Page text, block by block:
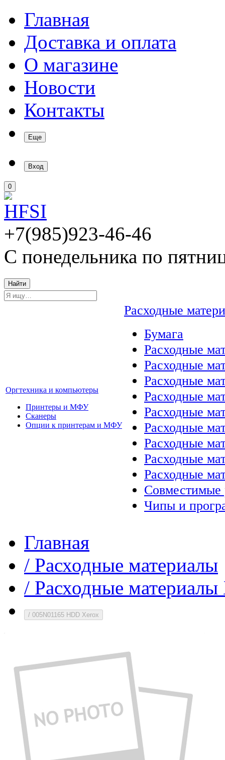
Главная
Доставка и оплата
О магазине
Новости
Контакты
Еще
Вход
0
+7(985)923-46-46
С понедельника по
Найти
Оргтехника и компьютеры
Принтеры и МФУ
Сканеры
Опции к принтерам и МФУ
Расходные
Бумага
Расходные
Расходные
Расходные
Расходные
Расходные
Расходные
Расходные
Расходные
Расходные
Совместимые
Чипы и
Главная
/ Расходные материалы
/ Расходные
/ 005N01165 HDD Xerox